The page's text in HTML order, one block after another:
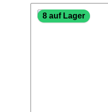
8 auf Lager